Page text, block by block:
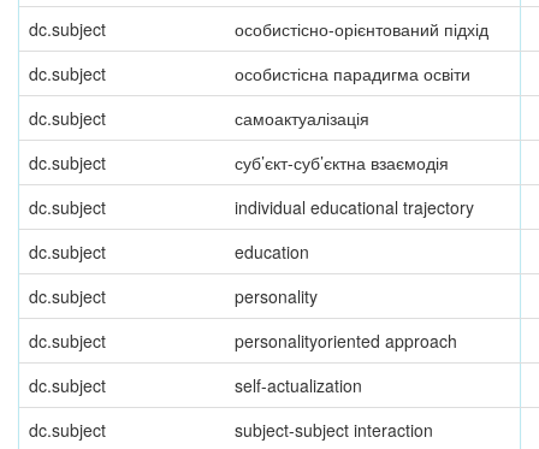
dc.subject
особистісно-орієнтований підхід
dc.subject
особистісна парадигма освіти
dc.subject
самоактуалізація
dc.subject
суб’єкт-суб’єктна взаємодія
dc.subject
individual educational trajectory
dc.subject
education
dc.subject
personality
dc.subject
personalityoriented approach
dc.subject
self-actualization
dc.subject
subject-subject interaction